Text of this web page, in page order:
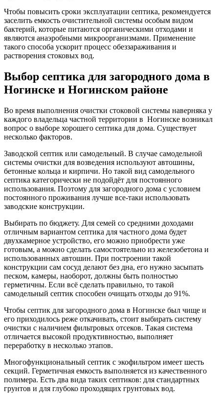
Чтобы повысить сроки эксплуатации септика, рекомендуется
заселить емкость очистительной системы особым видом
бактерий, которые питаются органическими отходами и
являются анаэробными микроорганизмами. Применение
такого способа ускорит процесс обеззараживания и
растворения стоковых вод.
Выбор септика для загородного дома в
Ногинске и Ногинском районе
Во время выполнения очистки стоковой системы наверняка у
каждого владельца частной территории в Ногинске возникал
вопрос о выборе хорошего септика для дома. Существует
несколько факторов.
Заводской септик или самодельный. В случае самодельной
системы очистки для возведения используют автошины,
бетонные кольца и кирпичи. Но такой вид самодельного
септика категорически не подойдёт для постоянного
использования. Поэтому для загородного дома с условием
постоянного проживания лучше все-таки использовать
заводские конструкции.
Выбирать по бюджету. Для семей со средними доходами
отличным вариантом септика для частного дома будет
двухкамерное устройство, его можно приобрести уже
готовым, а можно сделать самостоятельно из железобетона и
использованных автошин. При построении такой
конструкции сам сосуд делают без дна, его нужно засыпать
песком, камеры, наоборот, должны быть полностью
герметичны. Если всё сделать правильно, то такой
самодельный септик способен очищать отходы до 91%.
Чтобы септик для загородного дома в Ногинске был чище и
его приходилось реже откачивать, стоит выбирать систему
очистки с наличием фильтровых отсеков. Такая система
отличается высокой продуктивностью, выполняет
переработку в несколько этапов.
Многофункциональный септик с экофильтром имеет шесть
секций. Герметичная емкость выполняется из качественного
полимера. Есть два вида таких септиков: для стандартных
грунтов и для глубоко проходящих грунтовых вод.